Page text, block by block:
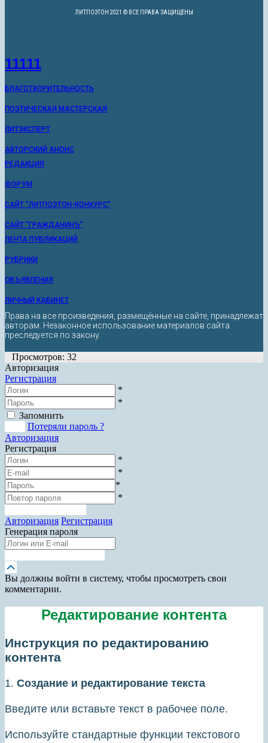
ЛИТПОЭТОН 2021 © ВСЕ ПРАВА ЗАЩИЩЕНЫ
11111
БЛАГОТВОРИТЕЛЬНОСТЬ
ПОЭТИЧЕСКАЯ МАСТЕРСКАЯ
ЛИТЭКСПЕРТ
АВТОРСКИЙ АНОНС
РЕДАКЦИЯ
ФОРУМ
САЙТ "ЛИТПОЭТОН-КОНКУРС"
САЙТ "ГРАЖДАНИНЪ"
ЛЕНТА ПУБЛИКАЦИЙ
РУБРИКИ
ОБЪЯВЛЕНИЯ
ЛИЧНЫЙ КАБИНЕТ
Права на все произведения, размещённые на сайте, принадлежат
авторам. Незаконное использование материалов сайта
преследуется по закону.
Просмотров: 32
Авторизация
Регистрация
*
*
Запомнить
Потеряли пароль ?
Авторизация
Регистрация
*
*
*
*
Авторизация Регистрация
Генерация пароля
вверх
Вы должны войти в систему, чтобы просмотреть свои
комментарии.
Редактирование контента
Инструкция по редактированию
контента
1. Создание и редактирование текста
Введите или вставьте текст в рабочее поле.
Используйте стандартные функции текстового